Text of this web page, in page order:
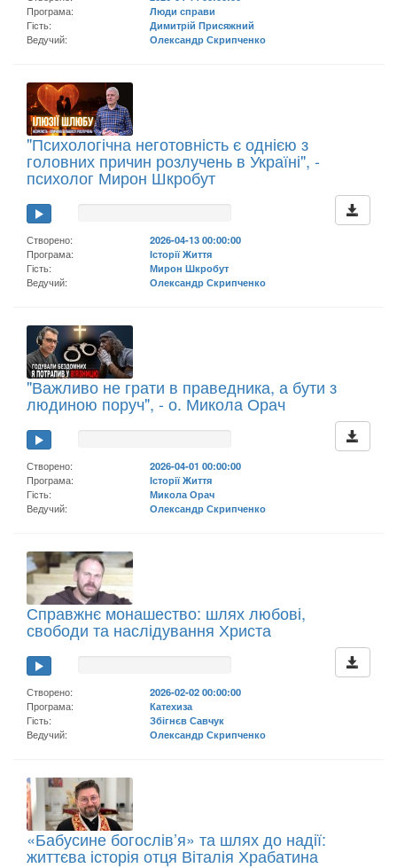
Програма:
Люди справи
Гість:
Димитрій Присяжний
Ведучий:
Олександр Скрипченко
"Психологічна неготовність є однією з
головних причин розлучень в Україні", -
психолог Мирон Шкробут
Створено:
2026-04-13 00:00:00
Програма:
Історії Життя
Гість:
Мирон Шкробут
Ведучий:
Олександр Скрипченко
"Важливо не грати в праведника, а бути з
людиною поруч", - о. Микола Орач
Створено:
2026-04-01 00:00:00
Програма:
Історії Життя
Гість:
Микола Орач
Ведучий:
Олександр Скрипченко
Справжнє монашество: шлях любові,
свободи та наслідування Христа
Створено:
2026-02-02 00:00:00
Програма:
Катехиза
Гість:
Збігнєв Савчук
Ведучий:
Олександр Скрипченко
«Бабусине богослів’я» та шлях до надії:
життєва історія отця Віталія Храбатина